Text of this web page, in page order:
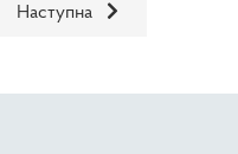
обстановка у
Наступна стаття:
Наступна